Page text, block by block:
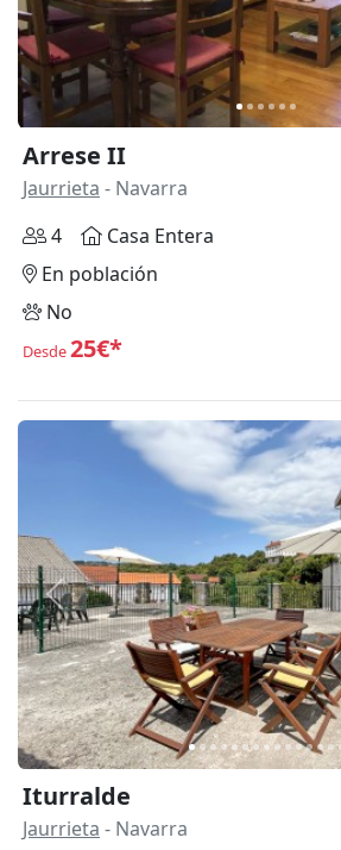
Arrese II
Jaurrieta - Navarra
4
Casa Entera
En población
No
Desde25€*
Anterior
Iturralde
Jaurrieta - Navarra